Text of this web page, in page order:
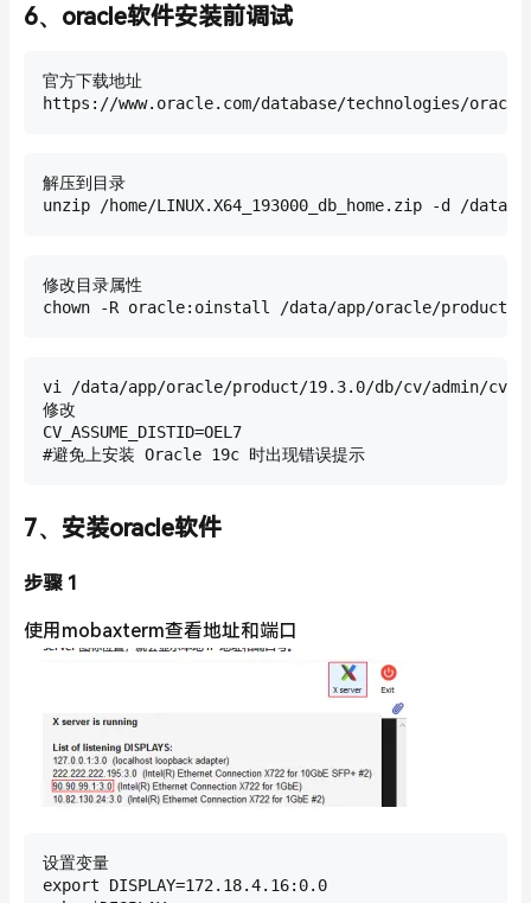
6、oracle软件安装前调试
官方下载地址
https://www.oracle.com/database/technologies/
解压到目录
unzip /home/LINUX.X64_193000_db_home.zip -d /
修改目录属性
chown -R oracle:oinstall /data/app/oracle/product/
vi /data/app/oracle/product/19.3.0/db/cv/admin/
修改
CV_ASSUME_DISTID=OEL7
#避免上安装 Oracle 19c 时出现错误提示
7、安装oracle软件
步骤 1
使用mobaxterm查看地址和端口
设置变量
export DISPLAY=172.18.4.16:0.0